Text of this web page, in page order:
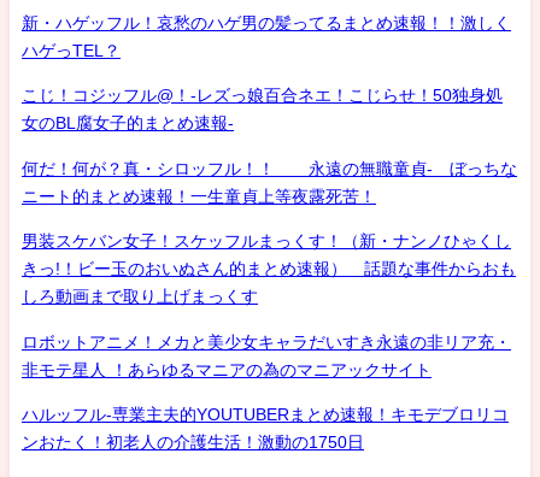
新・ハゲッフル！哀愁のハゲ男の髪ってるまとめ速報！！激しく
ハゲっTEL？
こじ！コジッフル@！-レズっ娘百合ネエ！こじらせ！50独身処
女のBL腐女子的まとめ速報-
何だ！何が？真・シロッフル！！ 永遠の無職童貞- ぼっちな
ニート的まとめ速報！一生童貞上等夜露死苦！
男装スケバン女子！スケッフルまっくす！（新・ナンノひゃくし
きっ!！ビー玉のおいぬさん的まとめ速報） 話題な事件からおも
しろ動画まで取り上げまっくす
ロボットアニメ！メカと美少女キャラだいすき永遠の非リア充・
非モテ星人 ！あらゆるマニアの為のマニアックサイト
ハルッフル-専業主夫的YOUTUBERまとめ速報！キモデブロリコ
ンおたく！初老人の介護生活！激動の1750日